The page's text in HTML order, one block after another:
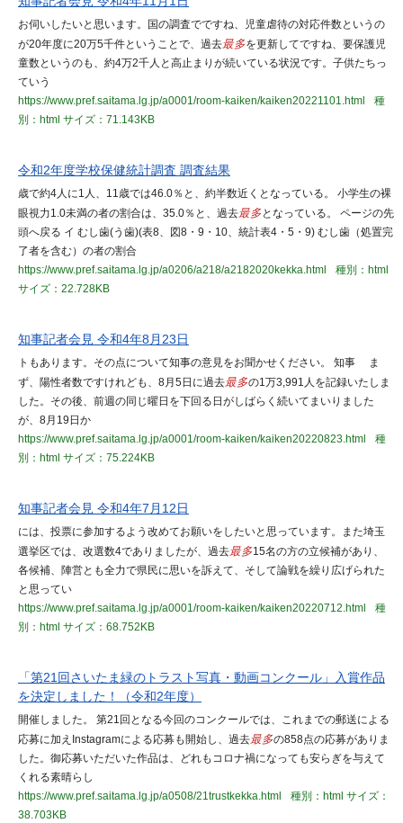
お伺いしたいと思います。国の調査でですね、児童虐待の対応件数というの
が20年度に20万5千件ということで、過去最多を更新してですね、要保護児
童数というのも、約4万2千人と高止まりが続いている状況です。子供たちっ
ていう
https://www.pref.saitama.lg.jp/a0001/room-kaiken/kaiken20221101.html
種
別：html サイズ：71.143KB
令和2年度学校保健統計調査 調査結果
歳で約4人に1人、11歳では46.0％と、約半数近くとなっている。 小学生の裸
眼視力1.0未満の者の割合は、35.0％と、過去最多 となっている。 ページの先
頭へ戻る イ むし歯(う歯)(表8、図8・9・10、統計表4・5・9) むし歯（処置完
了者を含む）の者の割合
https://www.pref.saitama.lg.jp/a0206/a218/a2182020kekka.html
種別：html
サイズ：22.728KB
知事記者会見 令和4年8月23日
トもあります。その点について知事の意見をお聞かせください。 知事 ま
ず、陽性者数ですけれども、8月5日に過去最多の1万3,991人を記録いたしま
した。その後、前週の同じ曜日を下回る日がしばらく続いてまいりました
が、8月19日か
https://www.pref.saitama.lg.jp/a0001/room-kaiken/kaiken20220823.html
種
別：html サイズ：75.224KB
知事記者会見 令和4年7月12日
には、投票に参加するよう改めてお願いをしたいと思っています。また埼玉
選挙区では、改選数4でありましたが、過去最多15名の方の立候補があり、
各候補、陣営とも全力で県民に思いを訴えて、そして論戦を繰り広げられた
と思ってい
https://www.pref.saitama.lg.jp/a0001/room-kaiken/kaiken20220712.html
種
別：html サイズ：68.752KB
「第21回さいたま緑のトラスト写真・動画コンクール」入賞作品
を決定しました！（令和2年度）
開催しました。 第21回となる今回のコンクールでは、これまでの郵送による
応募に加えInstagramによる応募も開始し、過去最多の858点の応募がありま
した。御応募いただいた作品は、どれもコロナ禍になっても安らぎを与えて
くれる素晴らし
https://www.pref.saitama.lg.jp/a0508/21trustkekka.html
種別：html サイズ：
38.703KB